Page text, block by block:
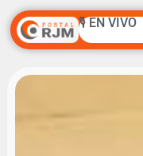
🎙️ EN VIVO